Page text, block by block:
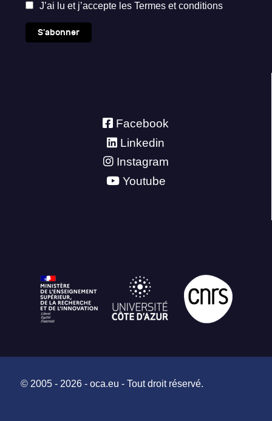
J’ai lu et j’accepte les Termes et conditions
S'abonner
Facebook
Linkedin
Instagram
Youtube
© 2005 - 2026 - oca.eu - Tout droit réservé.